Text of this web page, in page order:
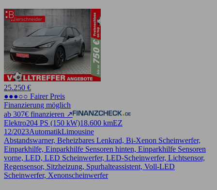
25.250 €
●●●○○ Fairer Preis
Finanzierung möglich
ab 307€ finanzieren ↗
Elektro204 PS (150 kW)18.600 kmEZ
12/2023AutomatikLimousine
Abstandswarner, Beheizbares Lenkrad, Bi-Xenon Scheinwerfer,
Einparkhilfe, Einparkhilfe Sensoren hinten, Einparkhilfe Sensoren
vorne, LED, LED Scheinwerfer, LED-Scheinwerfer, Lichtsensor,
Regensensor, Sitzheizung, Spurhalteassistent, Voll-LED
Scheinwerfer, Xenonscheinwerfer